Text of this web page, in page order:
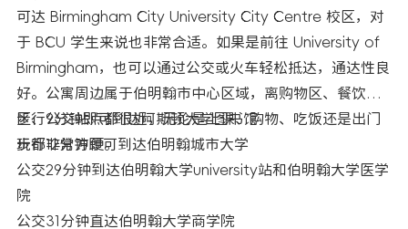
可达 Birmingham City University City Centre 校区，对
于 BCU 学生来说也非常合适。如果是前往 University of
Birmingham，也可以通过公交或火车轻松抵达，通达性良
好。公寓周边属于伯明翰市中心区域，离购物区、餐饮
区、公交站点都很近，无论是上课、购物、吃饭还是出门
玩都非常方便。
步行9分钟即可到达阿斯顿大学图书馆
步行12分钟即可到达伯明翰城市大学
公交29分钟到达伯明翰大学university站和伯明翰大学医学
院
公交31分钟直达伯明翰大学商学院